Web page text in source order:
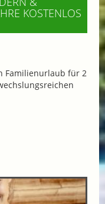
KOSTENLOS
Familienurlaub für 2